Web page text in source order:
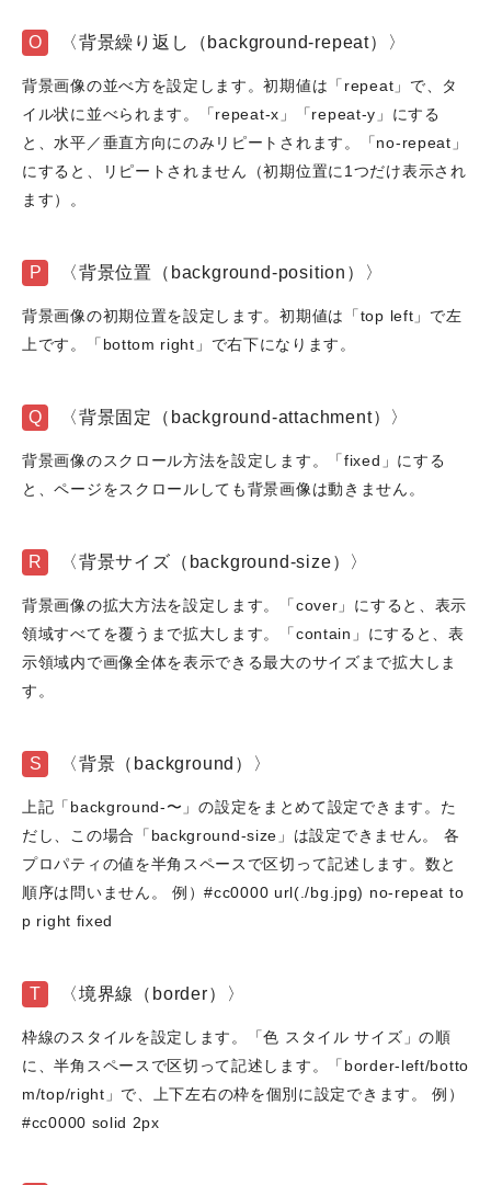
O 〈背景繰り返し（background-repeat）〉
背景画像の並べ方を設定します。初期値は「repeat」で、タ
イル状に並べられます。「repeat-x」「repeat-y」にする
と、水平／垂直方向にのみリピートされます。「no-repeat」
にすると、リピートされません（初期位置に1つだけ表示され
ます）。
P 〈背景位置（background-position）〉
背景画像の初期位置を設定します。初期値は「top left」で左
上です。「bottom right」で右下になります。
Q 〈背景固定（background-attachment）〉
背景画像のスクロール方法を設定します。「fixed」にする
と、ページをスクロールしても背景画像は動きません。
R 〈背景サイズ（background-size）〉
背景画像の拡大方法を設定します。「cover」にすると、表示
領域すべてを覆うまで拡大します。「contain」にすると、表
示領域内で画像全体を表示できる最大のサイズまで拡大しま
す。
S 〈背景（background）〉
上記「background-〜」の設定をまとめて設定できます。た
だし、この場合「background-size」は設定できません。 各
プロパティの値を半角スペースで区切って記述します。数と
順序は問いません。 例）#cc0000 url(./bg.jpg) no-repeat to
p right fixed
T 〈境界線（border）〉
枠線のスタイルを設定します。「色 スタイル サイズ」の順
に、半角スペースで区切って記述します。「border-left/botto
m/top/right」で、上下左右の枠を個別に設定できます。 例）
#cc0000 solid 2px